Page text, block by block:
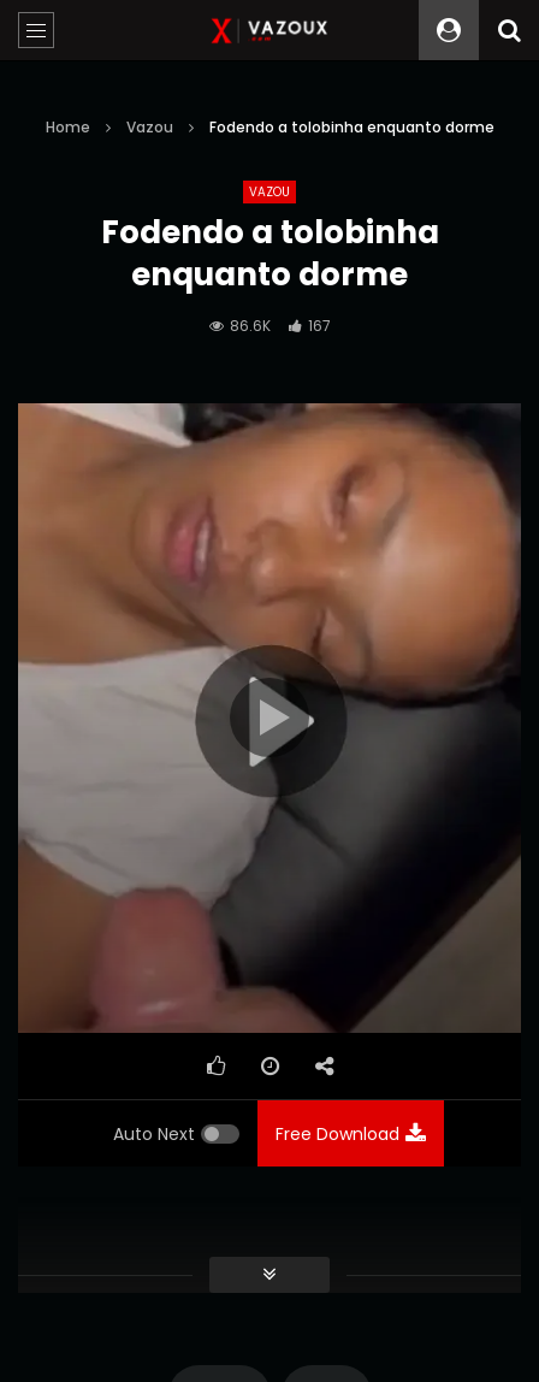
Home Vazou Fodendo a tolobinha enquanto dorme
VAZOU
Fodendo a tolobinha
enquanto dorme
86.6K 167
Reprodutor
de
00:00
Auto Next Free Download